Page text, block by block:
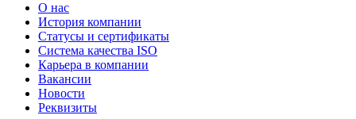
О нас
История компании
Статусы и сертификаты
Система качества ISO
Карьера в компании
Вакансии
Новости
Реквизиты